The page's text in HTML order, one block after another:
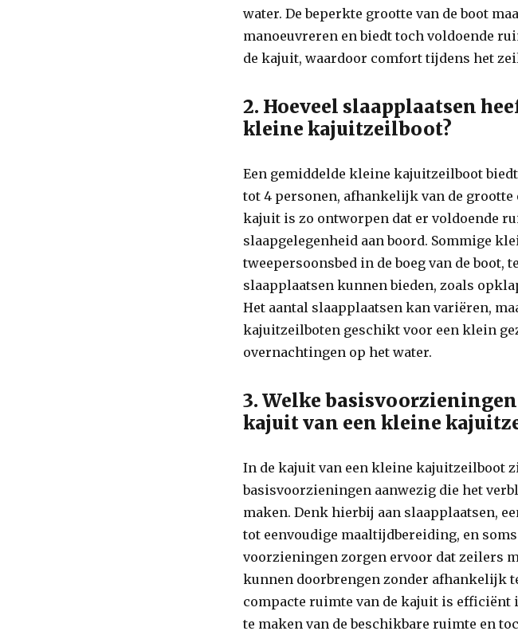
water. De beperkte grootte van de boot
manoeuvreren en biedt toch voldoende
de kajuit, waardoor comfort tijdens het
2. Hoeveel slaapplaatsen
kleine kajuitzeilboot?
Een gemiddelde kleine kajuitzeilboot
tot 4 personen, afhankelijk van de grootte
kajuit is zo ontworpen dat er voldoende
slaapgelegenheid aan boord. Sommige
tweepersoonsbed in de boeg van de
slaapplaatsen kunnen bieden, zoals
Het aantal slaapplaatsen kan variëren,
kajuitzeilboten geschikt voor een klein
overnachtingen op het water.
3. Welke
kajuit van een kleine
In de kajuit van een kleine kajuitzeilboot
basisvoorzieningen aanwezig die het
maken. Denk hierbij aan slaapplaatsen,
tot eenvoudige maaltijdbereiding, en
voorzieningen zorgen ervoor dat zeilers
kunnen doorbrengen zonder afhankelijk
compacte ruimte van de kajuit is
te maken van de beschikbare ruimte en